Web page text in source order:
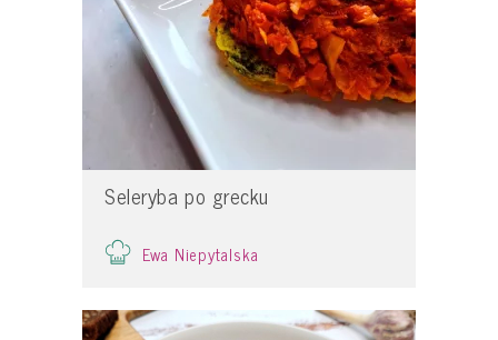
Seleryba po grecku
Ewa Niepytalska